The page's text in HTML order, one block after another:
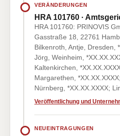
VERÄNDERUNGEN
HRA 101760 ·
HRA 101760: PRINOVIS
Gasstraße 18, 22761
Bilkenroth, Antje, Dresden,
Jörg, Weinheim,
Kaltenkirchen,
Margarethen,
Nürnberg, *XX.XX.XXXX;
Veröffentlichung und
NEUEINTRAGUNGEN